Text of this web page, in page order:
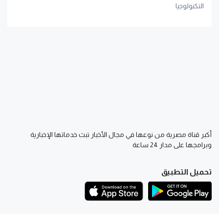
التكنولوجيا
أكبر قناة مصرية من نوعها في مجال الأخبار تبث خدماتها الإخبارية
وبرامجها على مدار 24 ساعة
تحميل التطبيق